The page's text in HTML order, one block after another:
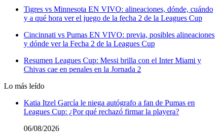
Tigres vs Minnesota EN VIVO: alineaciones, dónde, cuándo
y a qué hora ver el juego de la fecha 2 de la Leagues Cup
Cincinnati vs Pumas EN VIVO: previa, posibles alineaciones
y dónde ver la Fecha 2 de la Leagues Cup
Resumen Leagues Cup: Messi brilla con el Inter Miami y
Chivas cae en penales en la Jornada 2
Lo más leído
Katia Itzel García le niega autógrafo a fan de Pumas en
Leagues Cup: ¿Por qué rechazó firmar la playera?
06/08/2026